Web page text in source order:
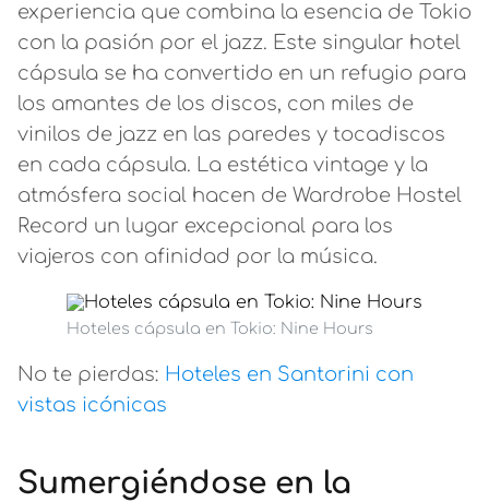
experiencia que combina la esencia de Tokio
con la pasión por el jazz. Este singular hotel
cápsula se ha convertido en un refugio para
los amantes de los discos, con miles de
vinilos de jazz en las paredes y tocadiscos
en cada cápsula. La estética vintage y la
atmósfera social hacen de Wardrobe Hostel
Record un lugar excepcional para los
viajeros con afinidad por la música.
Hoteles cápsula en Tokio: Nine Hours
No te pierdas: Hoteles en Santorini con
vistas icónicas
Sumergiéndose en la